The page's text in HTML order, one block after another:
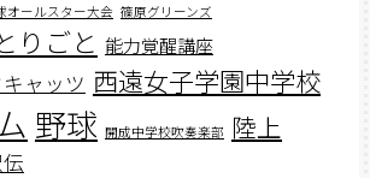
オールスター大会 篠原グリーンズ
りごと 能力覚醒講座
ャッツ 西遠女子学園中学校
野球 開成中学校吹奏楽部 陸上